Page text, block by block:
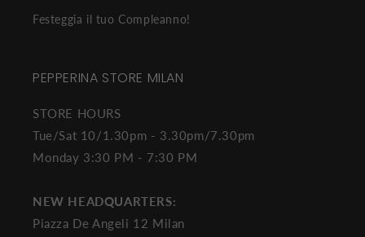
Festeggia il tuo Compleanno!
PEPPERINA STORE MILAN
STORE HOURS
Tue/Sat 10/1.30pm - 3.30pm/7.30pm
Monday 3:30 PM - 7:30 PM
NEW HEADQUARTERS:
Piazza De Angeli 12 Milan